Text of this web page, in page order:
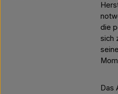
die
sich
Das